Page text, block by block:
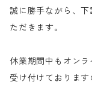
誠に勝手ながら、
ただきます。
休業期間中もオン
受け付けております